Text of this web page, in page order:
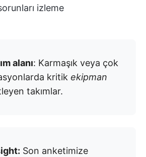
izleme
alanı: Karmaşık veya çok
kritik ekipman
takımlar.
Son anketimize